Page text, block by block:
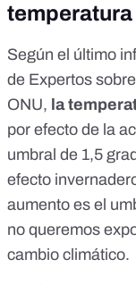
temperatura
Según el último
de Expertos
ONU, la
por efecto de la
umbral de 1,5
efecto
aumento es el
no queremos
cambio climático.